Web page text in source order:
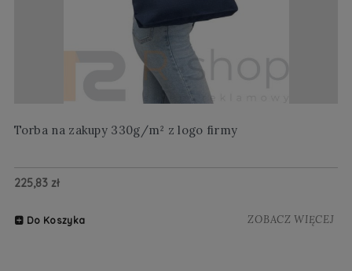
Torba na zakupy 330g/m² z logo firmy
225,83 zł
Do Koszyka ZOBACZ WIĘCEJ